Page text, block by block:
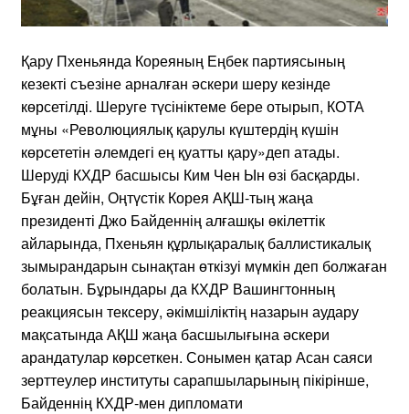
Қару Пхеньянда Кореяның Еңбек партиясының
кезекті съезіне арналған әскери шеру кезінде
көрсетілді. Шеруге түсініктеме бере отырып, КОТА
мұны «Революциялық қарулы күштердің күшін
көрсететін әлемдегі ең қуатты қару»деп атады.
Шеруді КХДР басшысы Ким Чен Ын өзі басқарды.
Бұған дейін, Оңтүстік Корея АҚШ-тың жаңа
президенті Джо Байденнің алғашқы өкілеттік
айларында, Пхеньян құрлықаралық баллистикалық
зымырандарын сынақтан өткізуі мүмкін деп болжаған
болатын. Бұрындары да КХДР Вашингтонның
реакциясын тексеру, әкімшіліктің назарын аудару
мақсатында АҚШ жаңа басшылығына әскери
арандатулар көрсеткен. Сонымен қатар Асан саяси
зерттеулер институты сарапшыларының пікірінше,
Байденнің КХДР-мен дипломати